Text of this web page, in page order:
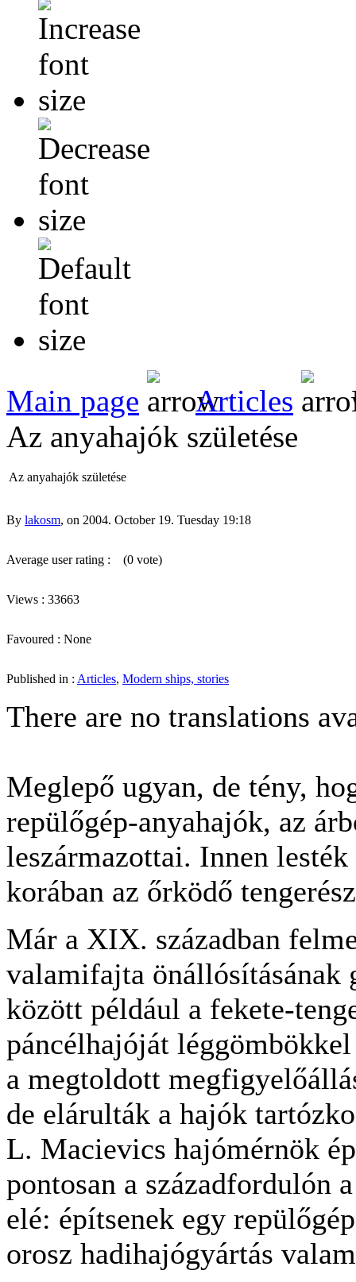
Main page Articles
Az anyahajók születése
Az anyahajók születése
By lakosm, on 2004. October 19. Tuesday 19:18
Average user rating : (0 vote)
Views : 33663
Favoured : None
Published in : Articles, Modern ships, stories
There are no translations
Meglepő ugyan, de tény,
repülőgép-anyahajók, az
leszármazottai. Innen
korában az őrködő
Már a XIX. században
valamifajta önállósításának
között például a fekete-
páncélhajóját
a megtoldott
de elárulták a hajók
L. Macievics hajómérnök
pontosan a századfordulón
elé: építsenek egy
orosz hadihajógyártás